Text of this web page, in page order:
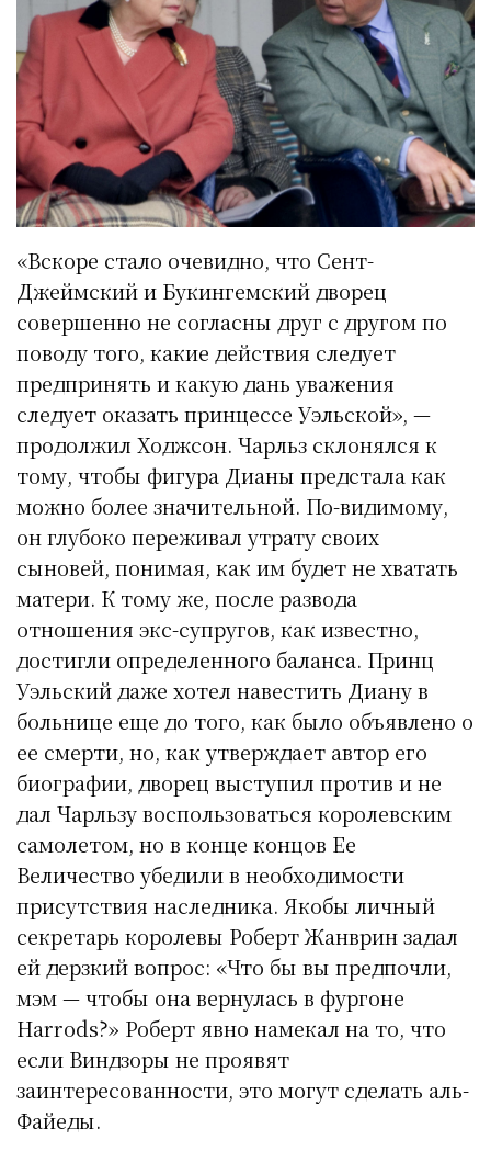
«Вскоре стало очевидно, что Сент-
Джеймский и Букингемский дворец
совершенно не согласны друг с другом по
поводу того, какие действия следует
предпринять и какую дань уважения
следует оказать принцессе Уэльской», —
продолжил Ходжсон. Чарльз склонялся к
тому, чтобы фигура Дианы предстала как
можно более значительной. По-видимому,
он глубоко переживал утрату своих
сыновей, понимая, как им будет не хватать
матери. К тому же, после развода
отношения экс-супругов, как известно,
достигли определенного баланса. Принц
Уэльский даже хотел навестить Диану в
больнице еще до того, как было объявлено о
ее смерти, но, как утверждает автор его
биографии, дворец выступил против и не
дал Чарльзу воспользоваться королевским
самолетом, но в конце концов Ее
Величество убедили в необходимости
присутствия наследника. Якобы личный
секретарь королевы Роберт Жанврин задал
ей дерзкий вопрос: «Что бы вы предпочли,
мэм — чтобы она вернулась в фургоне
Harrods?» Роберт явно намекал на то, что
если Виндзоры не проявят
заинтересованности, это могут сделать аль-
Файеды.